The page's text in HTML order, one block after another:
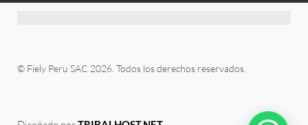
© Fiely Peru SAC 2026. Todos los derechos reservados.